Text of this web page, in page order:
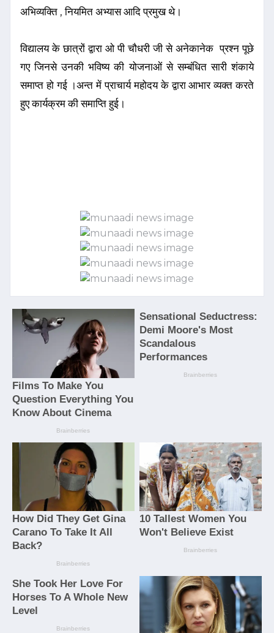
अभिव्यक्ति , नियमित अभ्यास आदि प्रमुख थे।
विद्यालय के छात्रों द्वारा ओ पी चौधरी जी से अनेकानेक प्रश्न पूछे
गए जिनसे उनकी भविष्य की योजनाओं से सम्बंधित सारी शंकाये
समाप्त हो गई ।अन्त में प्राचार्य महोदय के द्वारा आभार व्यक्त करते
हुए कार्यक्रम की समाप्ति हुई।